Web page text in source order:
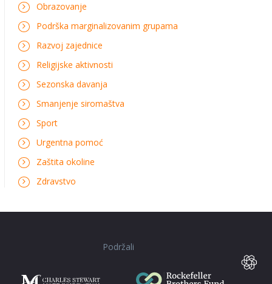
Obrazovanje
Podrška marginalizovanim grupama
Razvoj zajednice
Religijske aktivnosti
Sezonska davanja
Smanjenje siromaštva
Sport
Urgentna pomoć
Zaštita okoline
Zdravstvo
Podržali